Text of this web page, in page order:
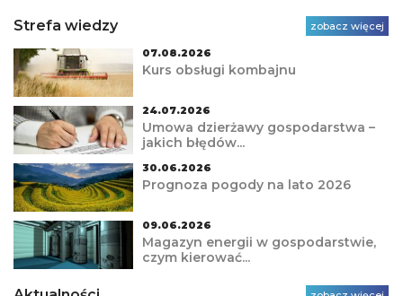
Strefa wiedzy zobacz więcej
07.08.2026
Kurs obsługi kombajnu
24.07.2026
Umowa dzierżawy gospodarstwa –
jakich błędów...
30.06.2026
Prognoza pogody na lato 2026
09.06.2026
Magazyn energii w gospodarstwie,
czym kierować...